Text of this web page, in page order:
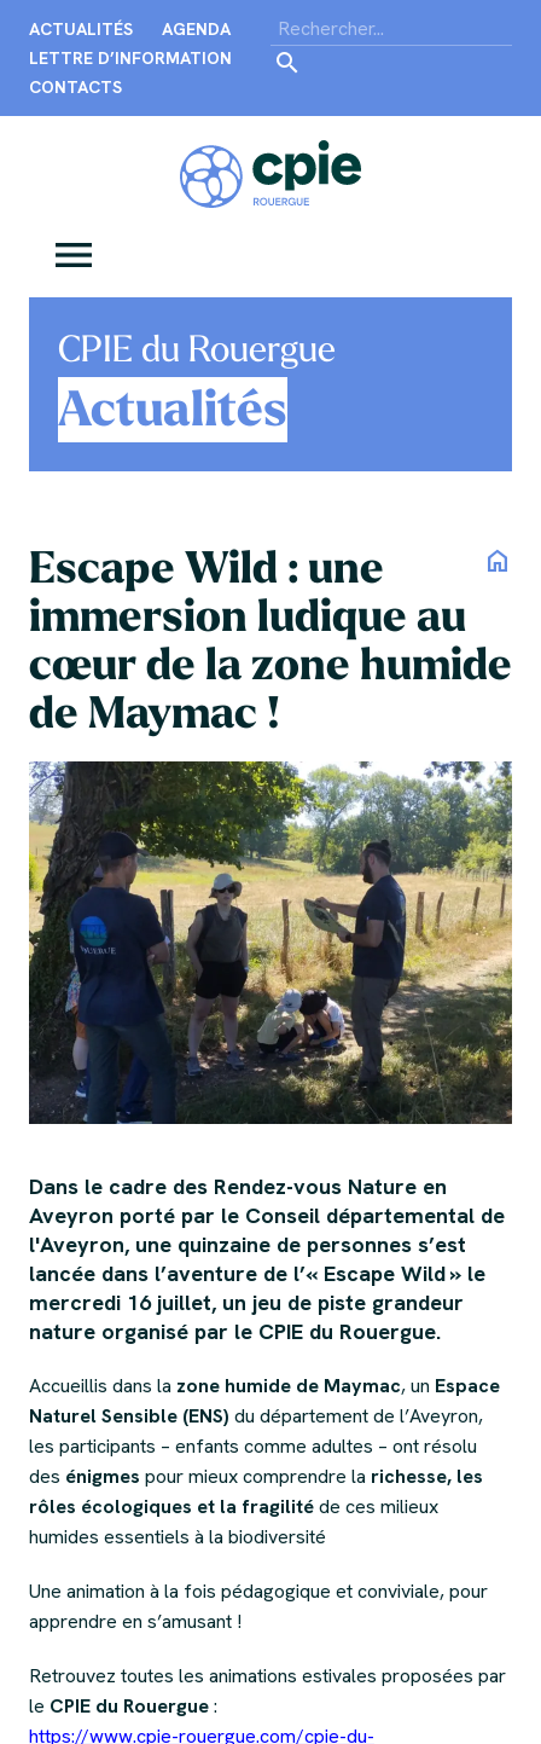
ACTUALITÉS
AGENDA
LETTRE D’INFORMATION
CONTACTS
CPIE du Rouergue
Actualités
home
Escape Wild : une
immersion ludique au
cœur de la zone humide
de Maymac !
Dans le cadre des Rendez-vous Nature en
Aveyron porté par le Conseil départemental de
l'Aveyron, une quinzaine de personnes s’est
lancée dans l’aventure de l’« Escape Wild » le
mercredi 16 juillet, un jeu de piste grandeur
nature organisé par le CPIE du Rouergue.
Accueillis dans la zone humide de Maymac, un Espace
Naturel Sensible (ENS) du département de l’Aveyron,
les participants – enfants comme adultes – ont résolu
des énigmes pour mieux comprendre la richesse, les
rôles écologiques et la fragilitéde ces milieux
humides essentiels à la biodiversité
Une animation à la fois pédagogique et conviviale, pour
apprendre en s’amusant !
Retrouvez toutes les animations estivales proposées par
le CPIE du Rouergue:
https://www.cpie-rouergue.com/cpie-du-